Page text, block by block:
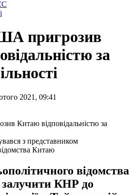
пригрозив
за
2021, 09:41
з представником
Китаю
відомства
КНР до